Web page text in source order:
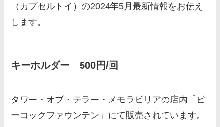
すすめは？買取相場やセカンドス
ックオフの口コミは？相場や持ち
ホテルミラコスタを予約する裏ワ
（カプセルトイ）の2024年5月最新情報をお伝え
します。
キーホルダー 500円/回
タワー・オブ・テラー・メモラビリアの店内「ピ
ーコックファウンテン」にて販売されています。